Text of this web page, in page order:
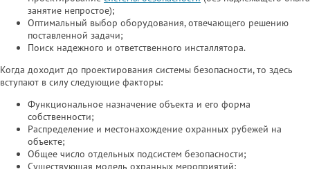
занятие непростое);
Оптимальный выбор оборудования, отвечающего решению
поставленной задачи;
Поиск надежного и ответственного инсталлятора.
Когда доходит до проектирования системы безопасности, то здесь
вступают в силу следующие факторы:
Функциональное назначение объекта и его форма
собственности;
Распределение и местонахождение охранных рубежей на
объекте;
Общее число отдельных подсистем безопасности;
Существующая модель охранных мероприятий;